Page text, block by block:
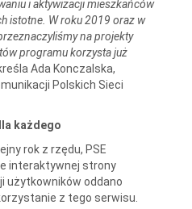
i aktywizacji mieszkańców
istotne. W roku 2019 oraz w
na projekty
programu korzysta już
Ada Konczalska,
Polskich Sieci
każdego
rok z rzędu, PSE
interaktywnej strony
użytkowników oddano
z tego serwisu.